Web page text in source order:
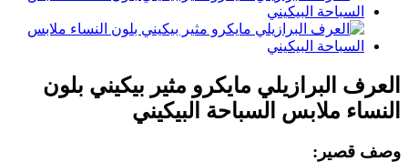
العرف البرازيلي مايكرو مثير بيكيني بلون
النساء ملابس السباحة البيكيني
وصف قصير: